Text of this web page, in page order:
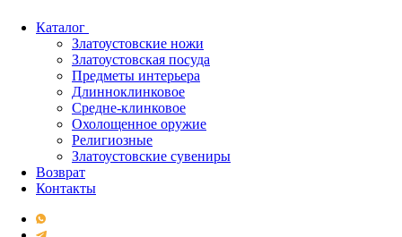
Каталог
Златоустовские ножи
Златоустовская посуда
Предметы интерьера
Длинноклинковое
Средне-клинковое
Охолощенное оружие
Религиозные
Златоустовские сувениры
Возврат
Контакты